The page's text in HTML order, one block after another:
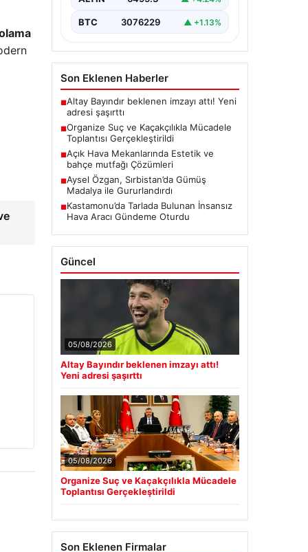
konularını ele almak…
BTC 3076229 ▲ +1.13%
Son Eklenen Haberler
■Altay Bayındır beklenen imzayı attı! Yeni
adresi şaşırttı
■Organize Suç ve Kaçakçılıkla Mücadele
Toplantısı Gerçekleştirildi
■Açık Hava Mekanlarında Estetik ve
bahçe mutfağı Çözümleri
■Aysel Özgan, Sırbistan’da Gümüş
Madalya ile Gururlandırdı
■Kastamonu’da Tarlada Bulunan İnsansız
Hava Aracı Gündeme Oturdu
Güncel
05/08/2026
Altay Bayındır beklenen imzayı attı!
Yeni adresi şaşırttı
05/08/2026
Organize Suç ve Kaçakçılıkla Mücadele
Toplantısı Gerçekleştirildi
Son Eklenen Firmalar